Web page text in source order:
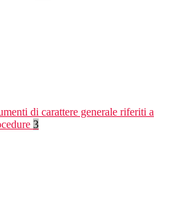
di carattere generale riferiti a
3